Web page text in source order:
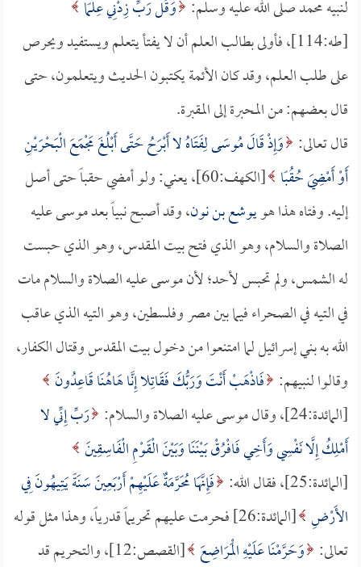
لنبيه محمد صلى الله عليه وسلم: وَقُلْ رَبِّ زِدْنِي عِلْمًا
[طه:114]، فأولى بطالب العلم أن لا يفتأ يتعلم ويستفيد ويحرص
على طلب العلم، وقد كان الأئمة يكتبون الحديث ويتعلمون، حتى
قال بعضهم: من المحبرة إلى المقبرة.
قال تعالى: وَإِذْ قَالَ مُوسَى لِفَتَاهُ لا أَبْرَحُ حَتَّى أَبْلُغَ مَجْمَعَ الْبَحْرَيْنِ
أَوْ أَمْضِيَ حُقُبًا
[الكهف:60]، يعني: ولو أمضي حقباً حتى أصل
إليه. وفتاه هذا هويوشع بن نون، وقد أصبح نبياً بعد موسى عليه
الصلاة والسلام، وهو الذي فتح بيت المقدس، وهو الذي حبست
له الشمس، ولم تحبس لأحد؛ لأن موسى عليه الصلاة والسلام مات
في التيه في الصحراء فيما بين مصر وفلسطين، وهو التيه الذي عاقب
الله به بني إسرائيل لما امتنعوا من دخول بيت المقدس وقتال الكفار،
وقالوا لنبيهم: فَاذْهَبْ أَنْتَ وَرَبُّكَ فَقَاتِلا إِنَّا هَاهُنَا قَاعِدُونَ
[المائدة:24]، وقال موسى عليه الصلاة والسلام:
رَبِّ إِنِّي لا
أَمْلِكُ إِلَّا نَفْسِي وَأَخِي فَافْرُقْ بَيْنَنَا وَبَيْنَ الْقَوْمِ الْفَاسِقِينَ
[المائدة:25]، فقال الله:
فَإِنَّهَا مُحَرَّمَةٌ عَلَيْهِمْ أَرْبَعِينَ سَنَةً يَتِيهُونَ فِي
الأَرْضِ
[المائدة:26] فحرمت عليهم تحريماً قدرياً، وهذا مثل قوله
تعالى: وَحَرَّمْنَا عَلَيْهِ الْمَرَاضِعَ [القصص:12]، والتحريم قد